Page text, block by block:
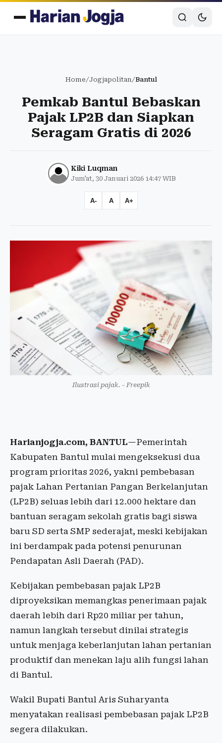
Home/Jogjapolitan/Bantul
Pemkab Bantul Bebaskan
Pajak LP2B dan Siapkan
Seragam Gratis di 2026
Kiki Luqman
Jum'at, 30 Januari 2026 14:47 WIB
A- A A+
Ilustrasi pajak. - Freepik
Harianjogja.com, BANTUL—Pemerintah
Kabupaten Bantul mulai mengeksekusi dua
program prioritas 2026, yakni pembebasan
pajak Lahan Pertanian Pangan Berkelanjutan
(LP2B) seluas lebih dari 12.000 hektare dan
bantuan seragam sekolah gratis bagi siswa
baru SD serta SMP sederajat, meski kebijakan
ini berdampak pada potensi penurunan
Pendapatan Asli Daerah (PAD).
Kebijakan pembebasan pajak LP2B
diproyeksikan memangkas penerimaan pajak
daerah lebih dari Rp20 miliar per tahun,
namun langkah tersebut dinilai strategis
untuk menjaga keberlanjutan lahan pertanian
produktif dan menekan laju alih fungsi lahan
di Bantul.
Wakil Bupati Bantul Aris Suharyanta
menyatakan realisasi pembebasan pajak LP2B
segera dilakukan.